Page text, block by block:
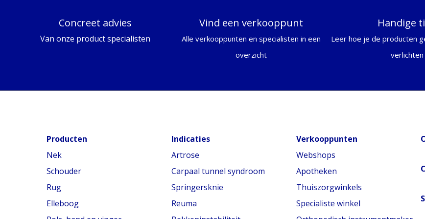
Concreet advies
Van onze product specialisten
Vind een verkooppunt
Alle verkooppunten en specialisten in een
overzicht
Handige
Leer hoe je de producten
verlichten
Producten
Nek
Schouder
Rug
Elleboog
Indicaties
Artrose
Carpaal tunnel syndroom
Springersknie
Reuma
Verkooppunten
Webshops
Apotheken
Thuiszorgwinkels
Specialiste winkel